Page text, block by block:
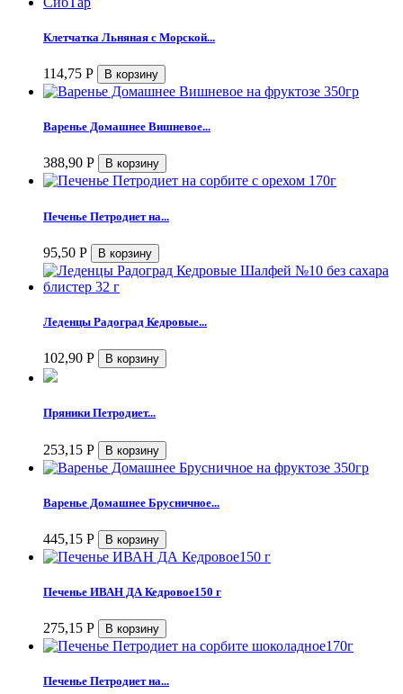
Клетчатка Льняная с Морской...
114,75 Р
Варенье Домашнее Вишневое...
388,90 Р
Печенье Петродиет на...
95,50 Р
Леденцы Радоград Кедровые...
102,90 Р
Пряники Петродиет...
253,15 Р
Варенье Домашнее Брусничное...
445,15 Р
Печенье ИВАН ДА Кедровое150 г
275,15 Р
Печенье Петродиет на...